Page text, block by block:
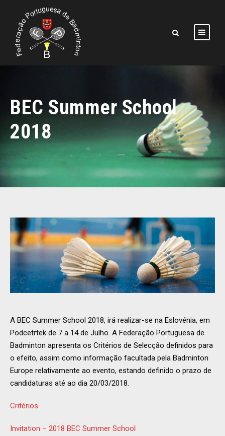
BEC Summer School
2018
A BEC Summer School 2018, irá realizar-se na Eslovénia, em
Podcetrtek de 7 a 14 de Julho. A Federação Portuguesa de
Badminton apresenta os Critérios de Selecção definidos para
o efeito, assim como informação facultada pela Badminton
Europe relativamente ao evento, estando definido o prazo de
candidaturas até ao dia 20/03/2018.
Critérios
Invitation – 2018 BEC Summer School